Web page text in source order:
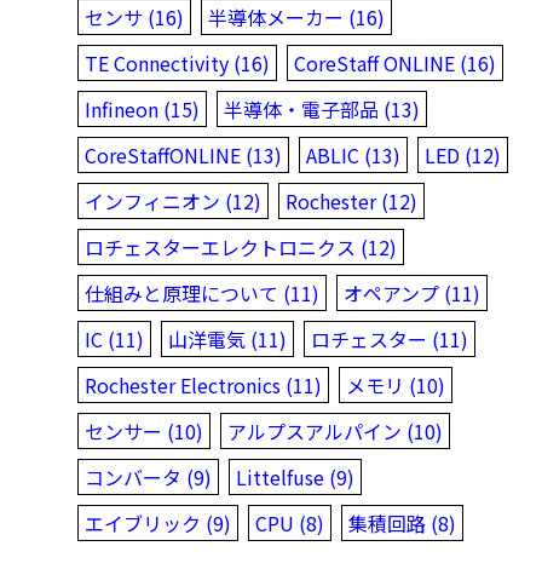
センサ (16)
半導体メーカー (16)
TE Connectivity (16)
CoreStaff ONLINE (16)
Infineon (15)
半導体・電子部品 (13)
CoreStaffONLINE (13)
ABLIC (13)
LED (12)
インフィニオン (12)
Rochester (12)
ロチェスターエレクトロニクス (12)
仕組みと原理について (11)
オペアンプ (11)
IC (11)
山洋電気 (11)
ロチェスター (11)
Rochester Electronics (11)
メモリ (10)
センサー (10)
アルプスアルパイン (10)
コンバータ (9)
Littelfuse (9)
エイブリック (9)
CPU (8) 集積回路 (8)